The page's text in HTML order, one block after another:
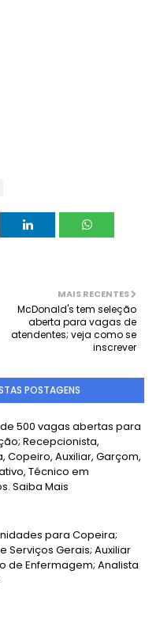
MAIS RECENTES
McDonald's tem seleção
aberta para vagas de
atendentes; veja como se
inscrever
POSTAGENS
500 vagas abertas para
Recepcionista,
Copeiro, Auxiliar, Garçom,
Técnico em
Saiba Mais
para Copeira;
Serviços Gerais; Auxiliar
de Enfermagem; Analista